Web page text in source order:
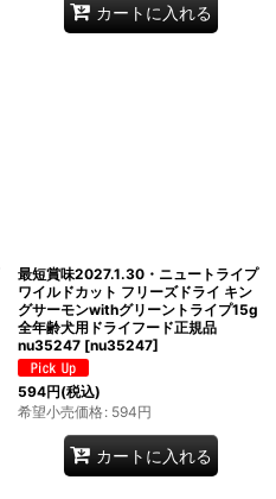
カートに入れる
最短賞味2027.1.30・ニュートライプ
ワイルドカット フリーズドライ キン
グサーモンwithグリーントライプ15g
全年齢犬用ドライフード正規品
nu35247 [nu35247]
594円(税込)
希望小売価格: 594円
カートに入れる